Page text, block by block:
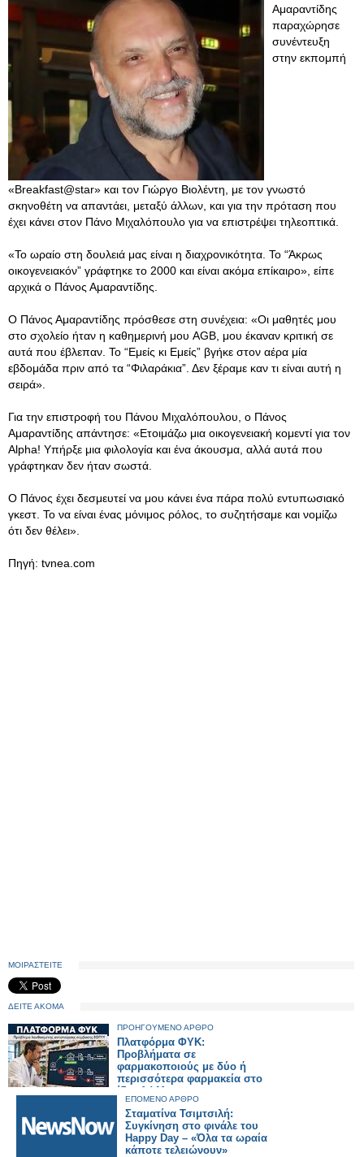
Αμαραντίδης
παραχώρησε
συνέντευξη
στην εκπομπή
«Breakfast@star» και τον Γιώργο Βιολέντη, με τον γνωστό
σκηνοθέτη να απαντάει, μεταξύ άλλων, και για την πρόταση που
έχει κάνει στον Πάνο Μιχαλόπουλο για να επιστρέψει τηλεοπτικά.
«Το ωραίο στη δουλειά μας είναι η διαχρονικότητα. Το “Άκρως
οικογενειακόν” γράφτηκε το 2000 και είναι ακόμα επίκαιρο», είπε
αρχικά ο Πάνος Αμαραντίδης.
Ο Πάνος Αμαραντίδης πρόσθεσε στη συνέχεια: «Οι μαθητές μου
στο σχολείο ήταν η καθημερινή μου AGB, μου έκαναν κριτική σε
αυτά που έβλεπαν. Το “Εμείς κι Εμείς” βγήκε στον αέρα μία
εβδομάδα πριν από τα “Φιλαράκια”. Δεν ξέραμε καν τι είναι αυτή η
σειρά».
Για την επιστροφή του Πάνου Μιχαλόπουλου, ο Πάνος
Αμαραντίδης απάντησε: «Ετοιμάζω μια οικογενειακή κομεντί για τον
Alpha! Υπήρξε μια φιλολογία και ένα άκουσμα, αλλά αυτά που
γράφτηκαν δεν ήταν σωστά.
Ο Πάνος έχει δεσμευτεί να μου κάνει ένα πάρα πολύ εντυπωσιακό
γκεστ. Το να είναι ένας μόνιμος ρόλος, το συζητήσαμε και νομίζω
ότι δεν θέλει».
Πηγή: tvnea.com
ΜΟΙΡΑΣΤΕΙΤΕ
ΔΕΙΤΕ ΑΚΟΜΑ
ΠΡΟΗΓΟΥΜΕΝΟ ΑΡΘΡΟ
Πλατφόρμα ΦΥΚ:
Προβλήματα σε
φαρμακοποιούς με δύο ή
περισσότερα φαρμακεία στο
ίδιο ΑΦΜ
ΕΠΟΜΕΝΟ ΑΡΘΡΟ
Σταματίνα Τσιμτσιλή:
Συγκίνηση στο φινάλε του
Happy Day – «Όλα τα ωραία
κάποτε τελειώνουν»